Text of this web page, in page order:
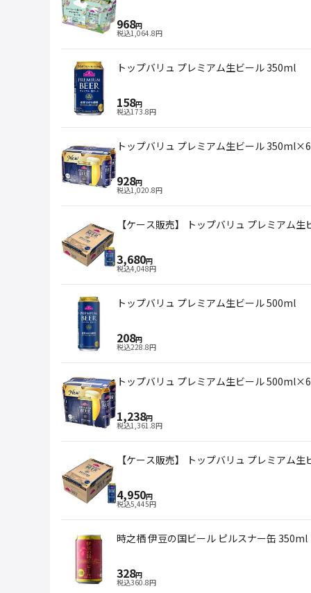
968円
税込1,064.8円
トップバリュ プレミアム生ビール 350ml
158円
税込173.8円
トップバリュ プレミアム生ビール 350ml×6
928円
税込1,020.8円
【ケース販売】 トップバリュ プレミアム
3,680円
税込4,048円
トップバリュ プレミアム生ビール 500ml
208円
税込228.8円
トップバリュ プレミアム生ビール 500ml×6
1,238円
税込1,361.8円
【ケース販売】 トップバリュ プレミアム
4,950円
税込5,445円
時之栖 伊豆の国ビール ピルスナー缶 350ml
328円
税込360.8円